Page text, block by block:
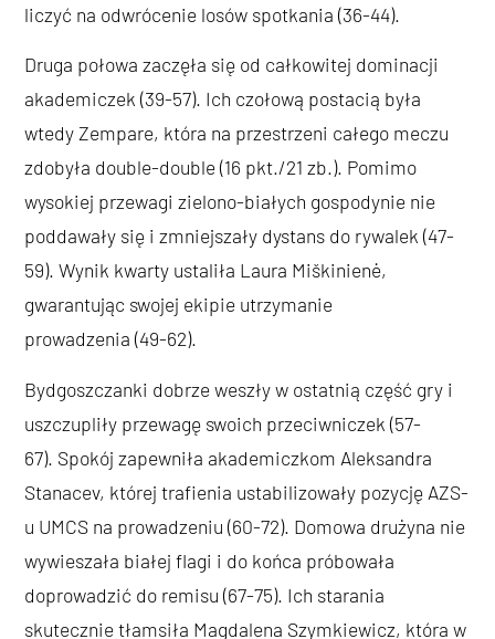
liczyć na odwrócenie losów spotkania (36-44).
Druga połowa zaczęła się od całkowitej dominacji
akademiczek (39-57). Ich czołową postacią była
wtedy Zempare, która na przestrzeni całego meczu
zdobyła double-double (16 pkt./21 zb.). Pomimo
wysokiej przewagi zielono-białych gospodynie nie
poddawały się i zmniejszały dystans do rywalek (47-
59). Wynik kwarty ustaliła Laura Miškinienė,
gwarantując swojej ekipie utrzymanie
prowadzenia (49-62).
Bydgoszczanki dobrze weszły w ostatnią część gry i
uszczupliły przewagę swoich przeciwniczek (57-
67). Spokój zapewniła akademiczkom Aleksandra
Stanacev, której trafienia ustabilizowały pozycję AZS-
u UMCS na prowadzeniu (60-72). Domowa drużyna nie
wywieszała białej flagi i do końca próbowała
doprowadzić do remisu (67-75). Ich starania
skutecznie tłamsiła Magdalena Szymkiewicz, która w